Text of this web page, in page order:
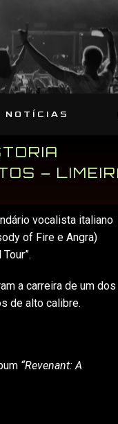
NOTÍCIAS
–
vocalista italiano
of Fire e Angra)
a carreira de um dos
de alto calibre.
“Revenant: A